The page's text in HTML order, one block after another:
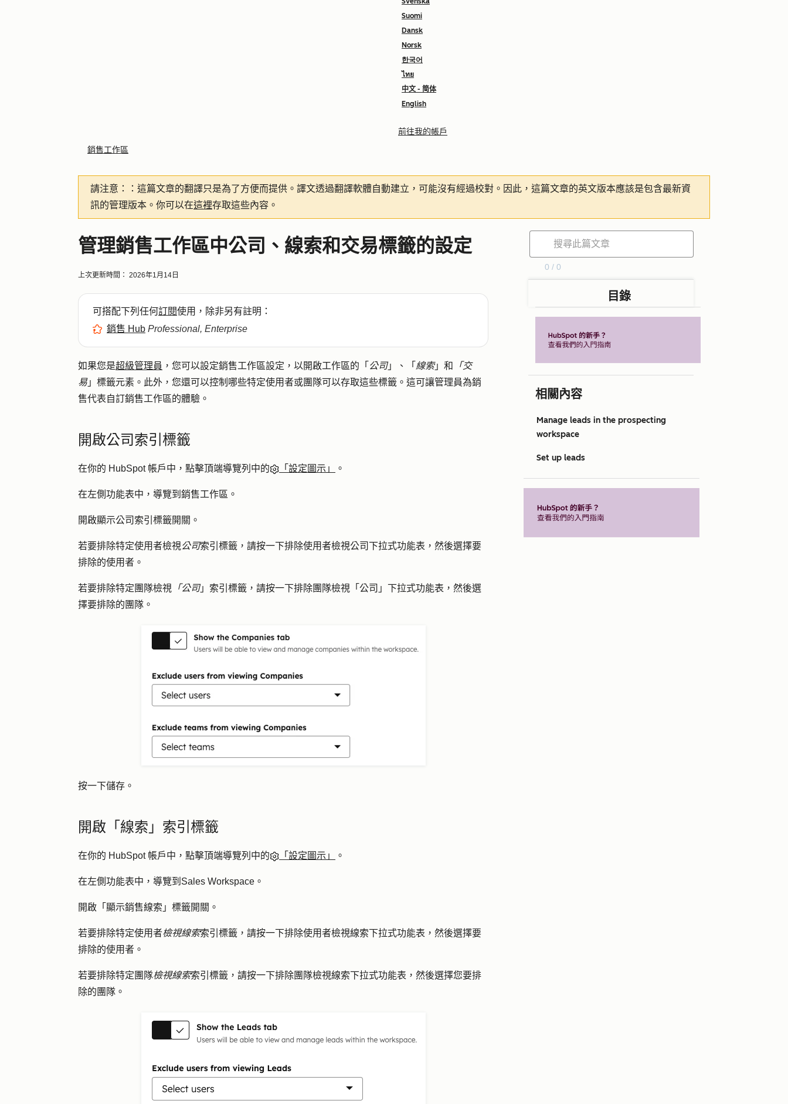
Suomi
Dansk
Norsk
한국어
ไทย
中文 - 简体
English
前往我的帳戶
銷售工作區
請注意：
：這篇文章的翻譯只是為了方便而提供。譯文透過翻譯軟體自動建立，可能沒有經過校對。因此，這篇文章的英文版本應該是包含最新資
訊的管理版本。你可以在這裡存取這些內容。
管理銷售工作區中公司、線索和交易標籤的設定
上次更新時間： 2026年1月14日
可搭配下列任何訂閱使用，除非另有註明：
銷售 Hub Professional, Enterprise
如果您是超級管理員 ，您可以設定銷售工作區設定，以開啟工作區的「 公司」、「 線索」和
「交
易」標籤元素。此外，您還可以控制哪些特定使用者或團隊可以存取這些標籤。這可讓管理員為銷
售代表自訂銷售工作區的體驗。
開啟公司索引標籤
在你的 HubSpot 帳戶中，點擊頂端導覽列中的 「設定圖示」 。
在左側功能表中，導覽到 銷售工作區 。
開啟顯示公司索引標籤開關。
若要排除特定使用者檢視公司索引標籤，請按一下排除使用者檢視公司下拉式功能表，然後選擇要
排除的使用者 。
若要排除特定團隊檢視 「公司」索引標籤，請按一下排除團隊檢視 「公司 」下拉式功能表，然後選
擇要排除的 團隊 。
按一下儲存 。
開啟「線索」索引標籤
在你的 HubSpot 帳戶中，點擊頂端導覽列中的 「設定圖示」 。
在左側功能表中，導覽到 Sales Workspace 。
開啟「 顯示銷售線索」標籤開關。
若要排除特定使用者檢視線索索引標籤，請按一下排除使用者檢視線索下拉式功能表，然後選擇要
排除的使用者 。
若要排除特定團隊檢視線索索引標籤，請按一下排除團隊檢視線索下拉式功能表，然後選擇您要排
除的 團隊 。
0 / 0
目錄
相關內容
Manage leads in the prospecting
workspace
Set up leads